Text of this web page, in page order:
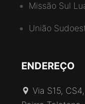
Missão Sul
União
ENDEREÇO
Via S15,